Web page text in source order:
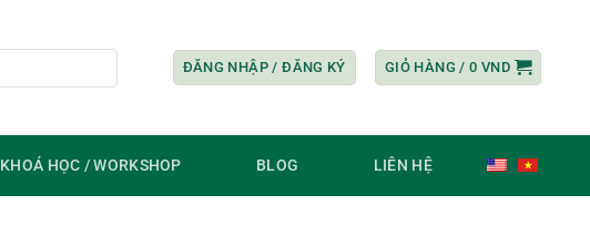
ĐĂNG NHẬP / ĐĂNG KÝ GIỎ HÀNG /0 VND
KHOÁ HỌC / WORKSHOP BLOG LIÊN HỆ